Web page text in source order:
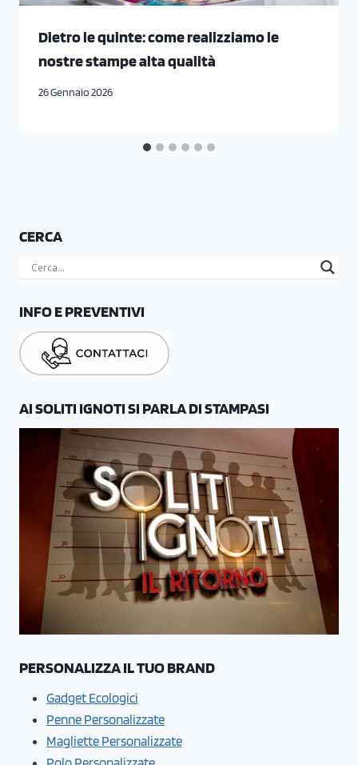
Dietro le quinte: come realizziamo le
nostre stampe alta qualità
26 Gennaio 2026
CERCA
INFO E PREVENTIVI
AI SOLITI IGNOTI SI PARLA DI STAMPASI
PERSONALIZZA IL TUO BRAND
Gadget Ecologici
Penne Personalizzate
Magliette Personalizzate